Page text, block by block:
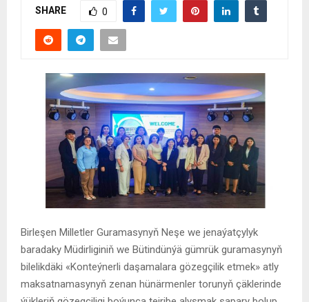
SHARE 0
Birleşen Milletler Guramasynyň Neşe we jenaýatçylyk
baradaky Müdirliginiň we Bütindünýä gümrük guramasynyň
bilelikdäki «Konteýnerli daşamalara gözegçilik etmek» atly
maksatnamasynyň zenan hünärmenler torunyň çäklerinde